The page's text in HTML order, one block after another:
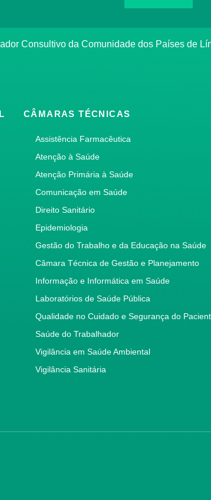
Consultivo da Comunidade dos Países de
CÂMARAS TÉCNICAS
Assistência Farmacêutica
Atenção à Saúde
Atenção Primária à Saúde
Comunicação em Saúde
Direito Sanitário
Epidemiologia
Gestão do Trabalho e da Educação na Saúde
Câmara Técnica de Gestão e Planejamento
Informação e Informática em Saúde
Laboratórios de Saúde Pública
Qualidade no Cuidado e Segurança do
Saúde do Trabalhador
Vigilância em Saúde Ambiental
Vigilância Sanitária